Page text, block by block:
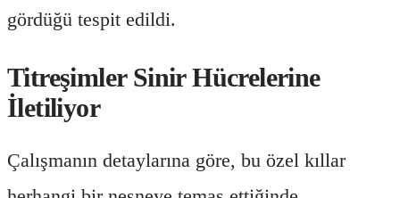
gördüğü tespit edildi.
Titreşimler Sinir Hücrelerine
İletiliyor
Çalışmanın detaylarına göre, bu özel kıllar